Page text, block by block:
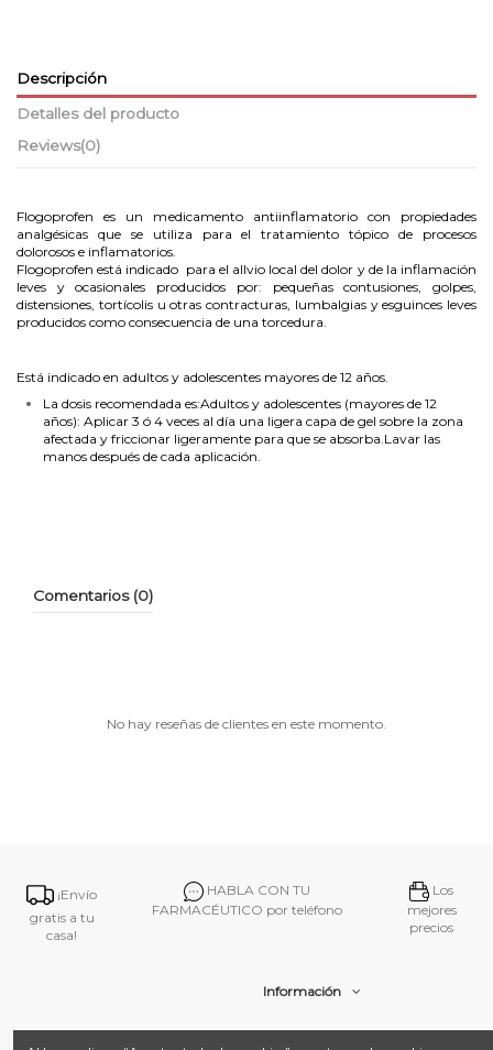
Descripción
Detalles del producto
Reviews(0)
Flogoprofen es un medicamento antiinflamatorio con propiedades
analgésicas que se utiliza para el tratamiento tópico de procesos
dolorosos e inflamatorios.
Flogoprofen está indicado para el alIvio local del dolor y de la inflamación
leves y ocasionales producidos por: pequeñas contusiones, golpes,
distensiones, tortícolis u otras contracturas, lumbalgias y esguinces leves
producidos como consecuencia de una torcedura.
Está indicado en adultos y adolescentes mayores de 12 años.
La dosis recomendada es:Adultos y adolescentes (mayores de 12
años): Aplicar 3 ó 4 veces al día una ligera capa de gel sobre la zona
afectada y friccionar ligeramente para que se absorba.Lavar las
manos después de cada aplicación.
Comentarios (0)
No hay reseñas de clientes en este momento.
¡Envío
gratis a tu
casa!
HABLA CON TU
FARMACÉUTICO por teléfono
Los
mejores
precios
Información